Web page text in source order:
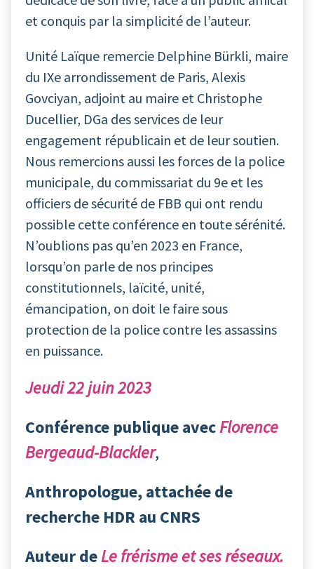
et conquis par la simplicité de l’auteur.
Unité Laïque remercie Delphine Bürkli, maire
du IXe arrondissement de Paris, Alexis
Govciyan, adjoint au maire et Christophe
Ducellier, DGa des services de leur
engagement républicain et de leur soutien.
Nous remercions aussi les forces de la police
municipale, du commissariat du 9e et les
officiers de sécurité de FBB qui ont rendu
possible cette conférence en toute sérénité.
N’oublions pas qu’en 2023 en France,
lorsqu’on parle de nos principes
constitutionnels, laïcité, unité,
émancipation, on doit le faire sous
protection de la police contre les assassins
en puissance.
Jeudi 22 juin 2023
Conférence publique avecFlorence
Bergeaud-Blackler,
Anthropologue, attachée de
recherche HDR au CNRS
Auteur deLe frérisme et ses réseaux.